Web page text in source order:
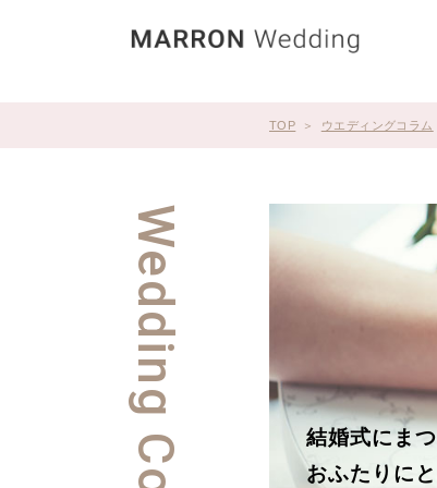
TOP ウエディングコラム
結婚式にま
おふたりに